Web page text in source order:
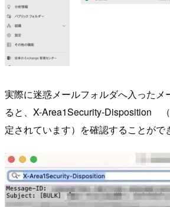
実際に迷惑メールフォルダへ入ったメ
ると、X-Area1Security-Disposition
定されています）を確認することがで